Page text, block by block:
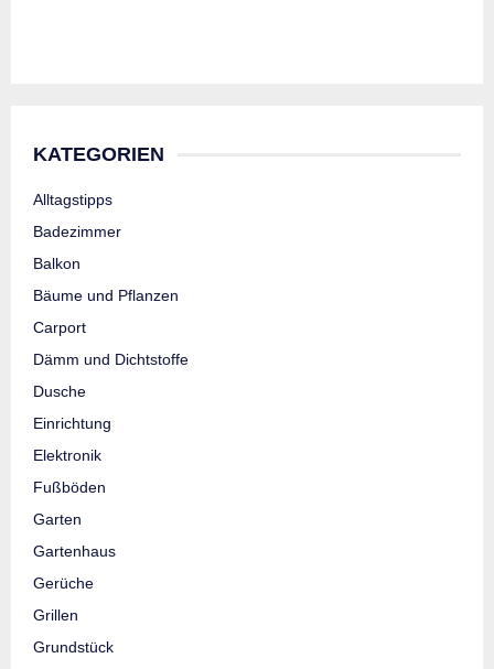
KATEGORIEN
Alltagstipps
Badezimmer
Balkon
Bäume und Pflanzen
Carport
Dämm und Dichtstoffe
Dusche
Einrichtung
Elektronik
Fußböden
Garten
Gartenhaus
Gerüche
Grillen
Grundstück